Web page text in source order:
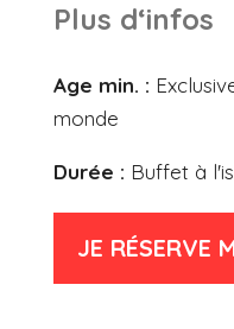
Plus d‘infos
Age min. :
monde
Durée : Buffet à
JE RÉSERVE